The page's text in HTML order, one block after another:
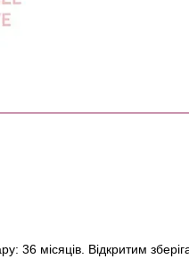
36 місяців. Відкритим